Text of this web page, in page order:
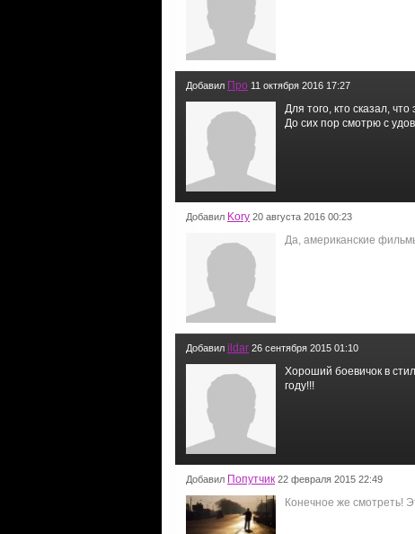
Добавил Про 11 октября 2016 17:27
Для того, кто сказал,
До сих пор смотрю с
Добавил Kory 20 августа 2016 00:23
Да, американские
Добавил ildar 26 сентября 2015 01:10
Хороший боевичок в
году!!!
Добавил Попутчик 22 февраля 2015 22:49
Конечное же смотреть!